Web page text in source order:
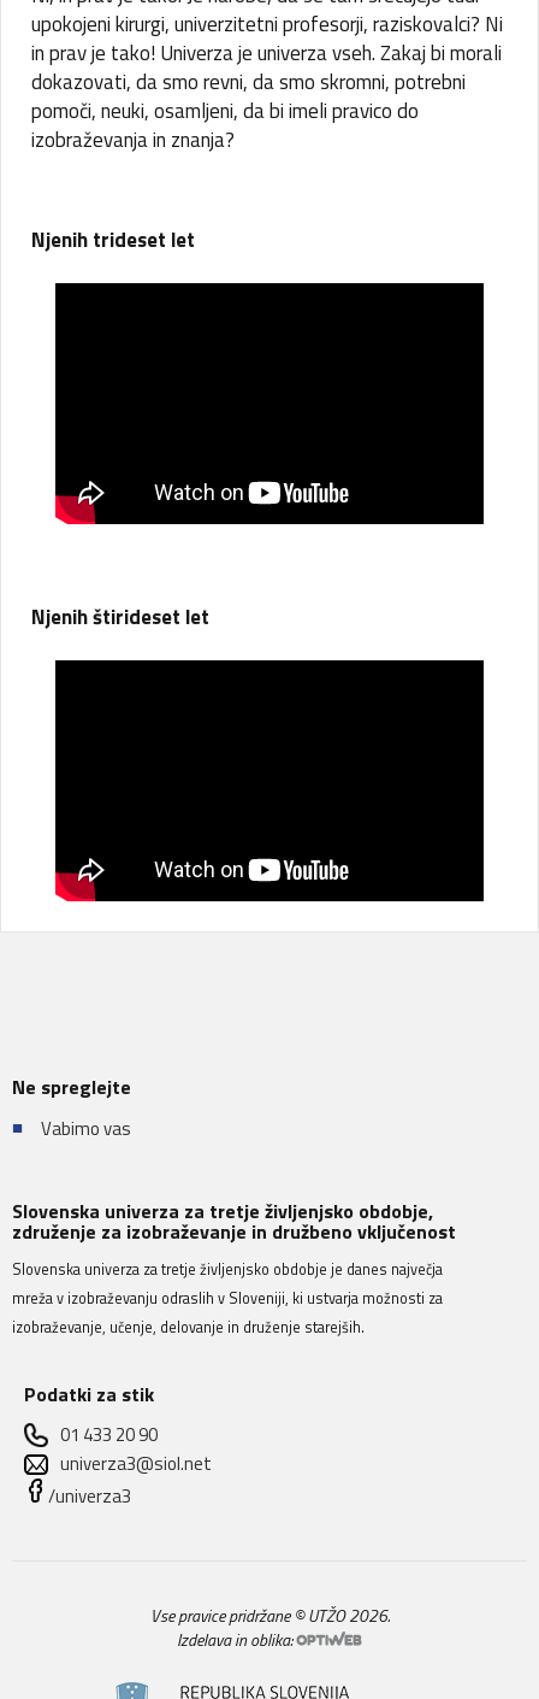
upokojeni kirurgi, univerzitetni profesorji, raziskovalci? Ni
in prav je tako! Univerza je univerza vseh. Zakaj bi morali
dokazovati, da smo revni, da smo skromni, potrebni
pomoči, neuki, osamljeni, da bi imeli pravico do
izobraževanja in znanja?
Njenih trideset let
Njenih štirideset let
Ne spreglejte
Vabimo vas
Slovenska univerza za tretje življenjsko obdobje,
združenje za izobraževanje in družbeno vključenost
Slovenska univerza za tretje življenjsko obdobje je danes največja
mreža v izobraževanju odraslih v Sloveniji, ki ustvarja možnosti za
izobraževanje, učenje, delovanje in druženje starejših.
Podatki za stik
01 433 20 90
univerza3@siol.net
/univerza3
Vse pravice pridržane © UTŽO 2026.
Izdelava in oblika: